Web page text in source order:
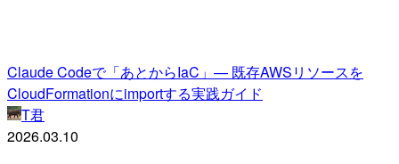
Claude Codeで「あとからIaC」— 既存AWSリソースを
CloudFormationにimportする実践ガイド
T君
2026.03.10